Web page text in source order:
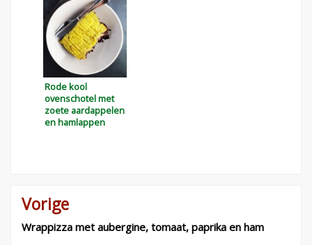
Rode kool
ovenschotel met
zoete aardappelen
en hamlappen
Bericht
navigatie
Vorige
Wrappizza met aubergine, tomaat, paprika en ham